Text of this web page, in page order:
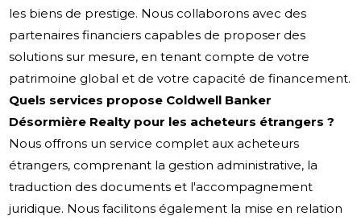
les biens de prestige. Nous collaborons avec des
partenaires financiers capables de proposer des
solutions sur mesure, en tenant compte de votre
patrimoine global et de votre capacité de financement.
Quels services propose Coldwell Banker
Désormière Realty pour les acheteurs étrangers ?
Nous offrons un service complet aux acheteurs
étrangers, comprenant la gestion administrative, la
traduction des documents et l'accompagnement
juridique. Nous facilitons également la mise en relation